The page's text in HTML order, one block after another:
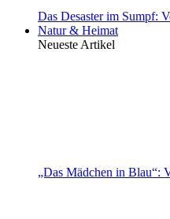
Das Desaster im Sumpf:
Natur & Heimat
Neueste Artikel
„Das Mädchen in Blau“: